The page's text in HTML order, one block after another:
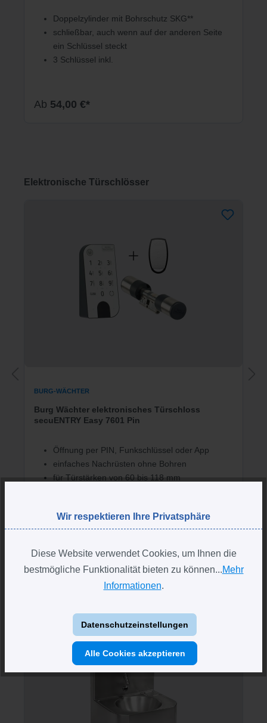
Doppelzylinder mit Bohrschutz SKG**
schließbar, auch wenn auf der anderen Seite
ein Schlüssel steckt
3 Schlüssel inkl.
Ab 54,00 €*
Produktgalerie überspringen
Elektronische Türschlösser
BURG-WÄCHTER
Burg Wächter elektronisches Türschloss
secuENTRY Easy 7601 Pin
Öffnung per PIN, Funkschlüssel oder App
einfaches Nachrüsten ohne Bohren
für Türstärken von 60 bis 118 mm
Produktgalerie überspringen
Neu im Shop
Wir respektieren Ihre Privatsphäre
Diese Website verwendet Cookies, um Ihnen die
bestmögliche Funktionalität bieten zu können...Mehr
Informationen.
Datenschutzeinstellungen
Alle Cookies akzeptieren